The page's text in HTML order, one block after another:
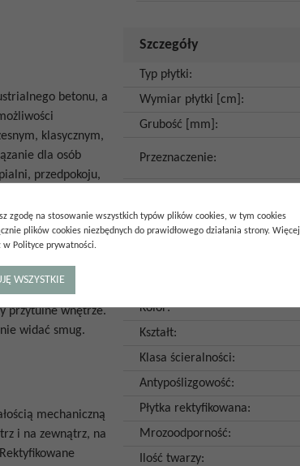
betonu, a
klasycznym,
dla osób
przedpokoju,
czyli nie
przytulne wnętrze.
widać smug.
mechaniczną
i na zewnątrz, na
Szczegóły
Typ płytki:
Wymiar płytki [cm] :
Grubość [mm] :
Przeznaczenie:
Rodzaj powierzchni:
Kolor:
Kształt:
Klasa ścieralności:
Antypoślizgowość:
Płytka rektyfikowana:
Mrozoodporność:
Ilość twarzy:
zgodę na stosowanie wszystkich typów plików cookies, w tym cookies
plików cookies niezbędnych do prawidłowego działania strony. Więcej
w Polityce prywatności.
WSZYSTKIE